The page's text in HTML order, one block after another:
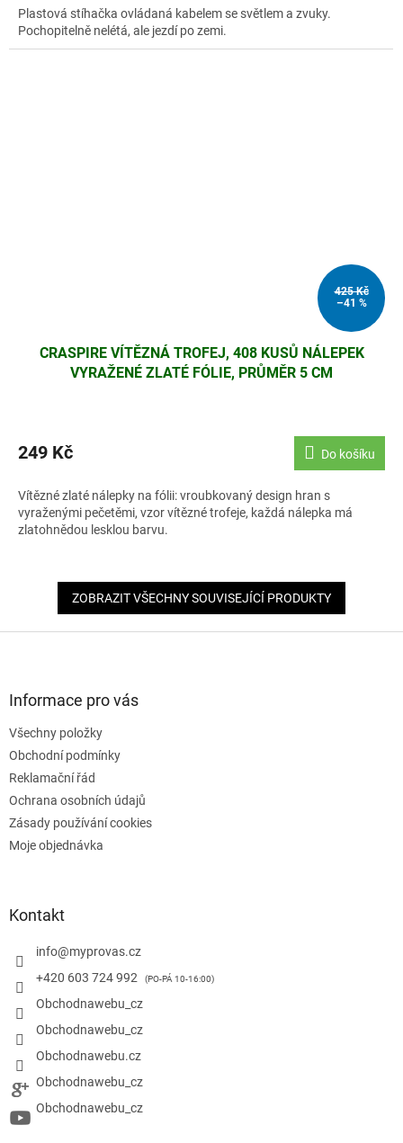
Plastová stíhačka ovládaná kabelem se světlem a zvuky.
Pochopitelně nelétá, ale jezdí po zemi.
425 Kč
–41 %
CRASPIRE VÍTĚZNÁ TROFEJ, 408 KUSŮ NÁLEPEK
VYRAŽENÉ ZLATÉ FÓLIE, PRŮMĚR 5 CM
249 Kč Do košíku
Vítězné zlaté nálepky na fólii: vroubkovaný design hran s
vyraženými pečetěmi, vzor vítězné trofeje, každá nálepka má
zlatohnědou lesklou barvu.
ZOBRAZIT VŠECHNY SOUVISEJÍCÍ PRODUKTY
Informace pro vás
Všechny položky
Obchodní podmínky
Reklamační řád
Ochrana osobních údajů
Zásady používání cookies
Moje objednávka
Kontakt
info@myprovas.cz
+420 603 724 992
Obchodnawebu_cz
Obchodnawebu_cz
Obchodnawebu.cz
Obchodnawebu_cz
Obchodnawebu_cz